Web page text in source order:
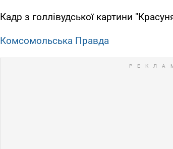
Кадр з голлівудської картини
Комсомольська Правда